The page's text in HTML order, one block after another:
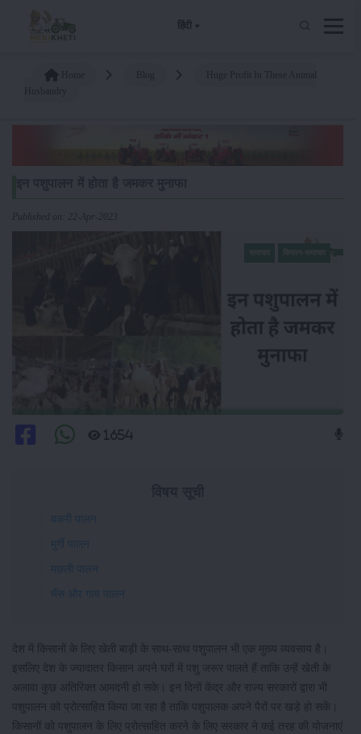
हिंदी
Published on: 22-Apr-2023
1654
बकरी पालन
मुर्गी पालन
मछली पालन
भैंस और गाय पालन
देश में किसानों के लिए खेती बाड़ी के साथ-साथ पशुपालन भी एक मुख्य व्यवसाय है।
इसलिए देश के ज्यादातर किसान अपने घरों में पशु जरूर पालते हैं ताकि उन्हें खेती के
अलावा कुछ अतिरिक्त आमदनी हो सके। इन दिनों केंद्र और राज्य सरकारों द्वारा भी
पशुपालन को प्रोत्साहित किया जा रहा है ताकि पशुपालक अपने पैरों पर खड़े हो सकें।
किसानों को पशुपालन के लिए प्रोत्साहित करने के लिए सरकार ने कई तरह की योजनाएं